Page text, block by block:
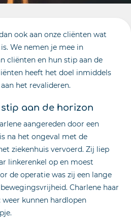
ook aan onze cliënten wat
We nemen je mee in
cliënten en hun stip aan de
heeft het doel inmiddels
het revalideren.
aan de horizon
aangereden door een
na het ongeval met de
ziekenhuis vervoerd. Zij liep
linkerenkel op en moest
de operatie was zij een lange
Charlene haar
kunnen hardlopen